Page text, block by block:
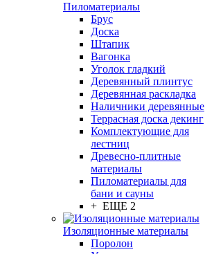
Пиломатериалы
Брус
Доска
Штапик
Вагонка
Уголок гладкий
Деревянный плинтус
Деревянная раскладка
Наличники деревянные
Террасная доска декинг
Комплектующие для
лестниц
Древесно-плитные
материалы
Пиломатериалы для
бани и сауны
+ ЕЩЕ 2
Изоляционные материалы
Поролон